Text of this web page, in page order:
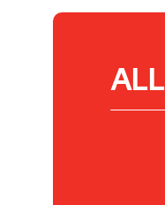
ALL